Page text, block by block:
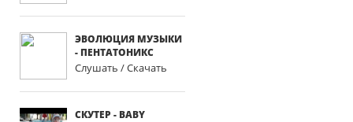
ЭВОЛЮЦИЯ МУЗЫКИ
- ПЕНТАТОНИКС
Слушать / Скачать
СКУТЕР - BАBY